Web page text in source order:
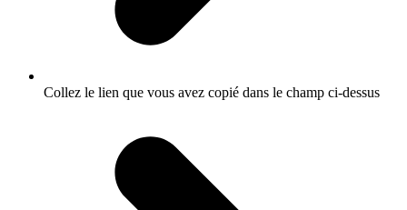
Collez le lien que vous avez copié dans le champ ci-dessus